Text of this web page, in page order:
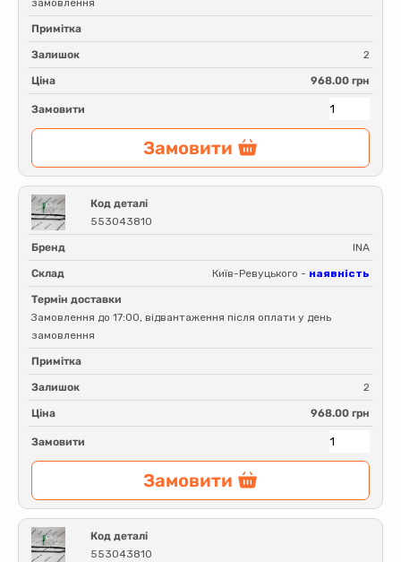
Примітка
Залишок 2
Ціна 968.00 грн
Замовити
Замовити
Код деталі
553043810
Бренд INA
Склад Київ-Ревуцького - наявність
Термін доставки
Замовлення до 17:00, відвантаження після оплати у день
замовлення
Примітка
Залишок 2
Ціна 968.00 грн
Замовити
Замовити
Код деталі
553043810